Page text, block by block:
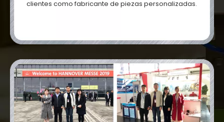
clientes como fabricante de piezas personalizadas.